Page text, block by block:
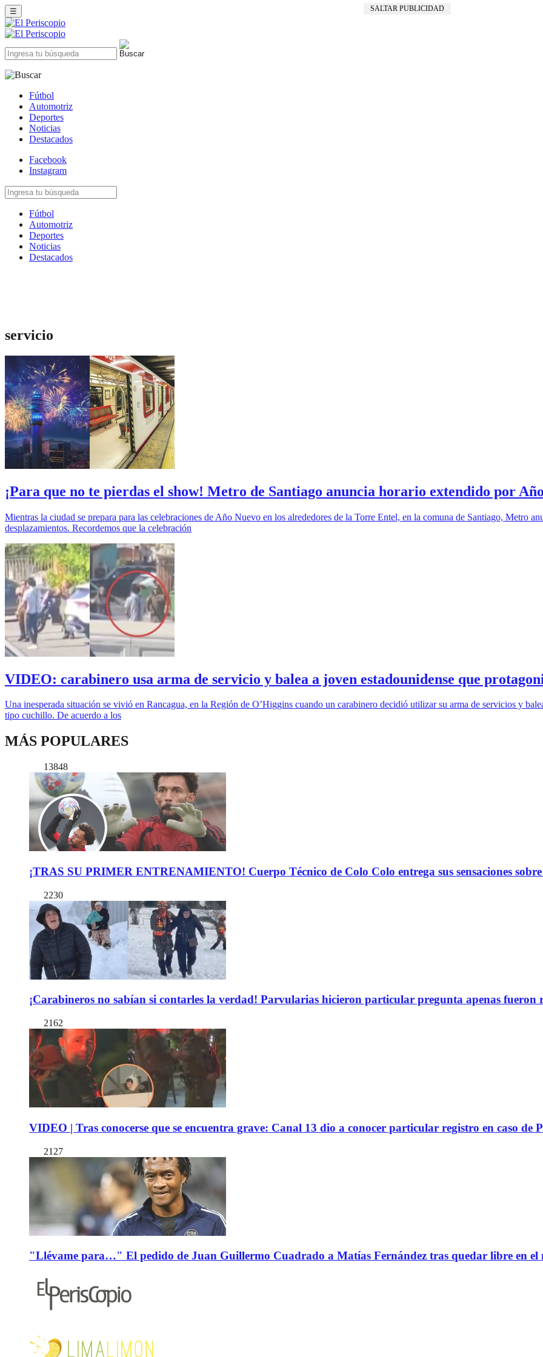
SALTAR PUBLICIDAD
☰
Fútbol
Automotriz
Deportes
Noticias
Destacados
Facebook
Instagram
Fútbol
Automotriz
Deportes
Noticias
Destacados
servicio
¡Para que no te pierdas el show! Metro de Santiago anuncia horario extendido por
Mientras la ciudad se prepara para las celebraciones de Año Nuevo en los alrededores de la Torre Entel, en la comuna de Santiago, Metro
desplazamientos. Recordemos que la celebración
VIDEO: carabinero usa arma de servicio y balea a joven estadounidense que
Una inesperada situación se vivió en Rancagua, en la Región de O’Higgins cuando un carabinero decidió utilizar su arma de servicios y
tipo cuchillo. De acuerdo a los
MÁS POPULARES
13848
¡TRAS SU PRIMER ENTRENAMIENTO! Cuerpo Técnico de Colo Colo entrega sus sensaciones
2230
¡Carabineros no sabían si contarles la verdad! Parvularias hicieron particular pregunta apenas fueron
2162
VIDEO | Tras conocerse que se encuentra grave: Canal 13 dio a conocer particular registro en caso de
2127
"Llévame para…" El pedido de Juan Guillermo Cuadrado a Matías Fernández tras quedar libre en el